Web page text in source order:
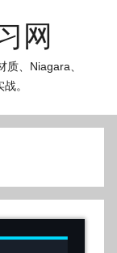
网
、Niagara、
。